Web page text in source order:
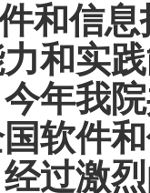
和信
和实
年我
软件
经过激